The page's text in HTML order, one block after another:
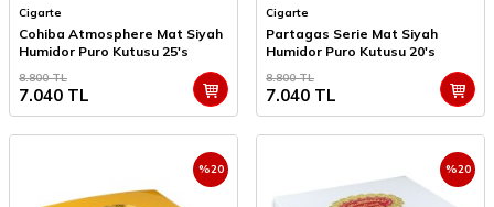
Cigarte
Cohiba Atmosphere Mat Siyah
Humidor Puro Kutusu 25's
8.800TL
7.040 TL
Cigarte
Partagas Serie Mat Siyah
Humidor Puro Kutusu 20's
8.800TL
7.040 TL
%20 %20